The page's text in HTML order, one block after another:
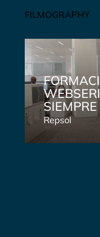
FILMOGRAPHY
Repsol